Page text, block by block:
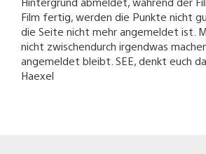
Film fertig, werden die Punkte nicht
die Seite nicht mehr angemeldet ist.
nicht zwischendurch irgendwas
angemeldet bleibt. SEE, denkt euch
Haexel